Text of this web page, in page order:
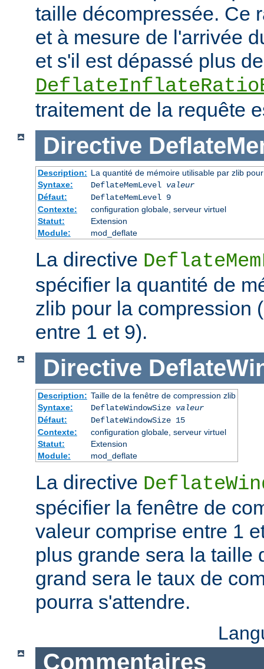
taille décompressée. Ce
et à mesure de l'arrivée
et s'il est dépassé plus de
traitement de la requête
Directive
Description: La quantité de mémoire utilisable par zlib
Syntaxe:
DeflateMemLevel valeur
Défaut:
DeflateMemLevel 9
Contexte:
configuration globale, serveur virtuel
Statut:
Extension
Module:
mod_deflate
La directive
spécifier la quantité de
zlib pour la compression
entre 1 et 9).
Directive
Description: Taille de la fenêtre de compression zlib
Syntaxe:
DeflateWindowSize valeur
Défaut:
DeflateWindowSize 15
Contexte:
configuration globale, serveur virtuel
Statut:
Extension
Module:
mod_deflate
La directive
spécifier la fenêtre de
valeur comprise entre 1
plus grande sera la taille
grand sera le taux de
pourra s'attendre.
Commentaires